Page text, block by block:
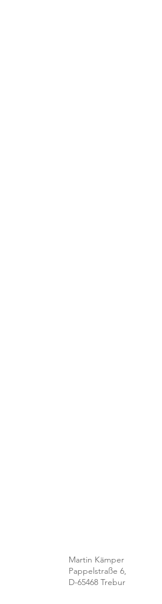
Martin Kämper
Pappelstraße 6,
D-65468 Trebur